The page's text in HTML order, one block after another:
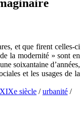
et que firent celles-ci
la modernité » sont en
soixantaine d’années,
et les usages de la
XIXe siècle /urbanité /